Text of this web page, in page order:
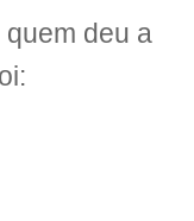
deu a